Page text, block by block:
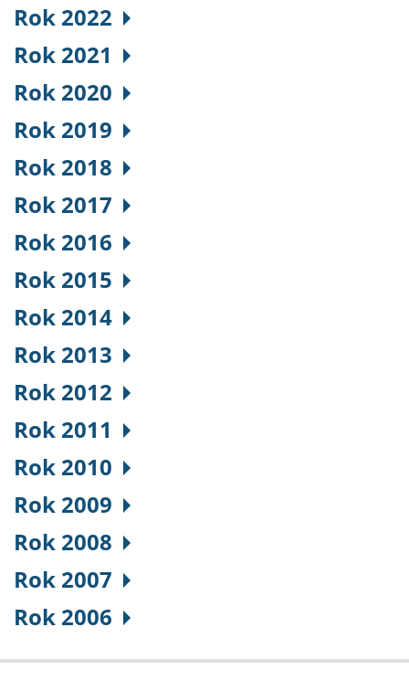
Rok 2022
Rok 2021
Rok 2020
Rok 2019
Rok 2018
Rok 2017
Rok 2016
Rok 2015
Rok 2014
Rok 2013
Rok 2012
Rok 2011
Rok 2010
Rok 2009
Rok 2008
Rok 2007
Rok 2006